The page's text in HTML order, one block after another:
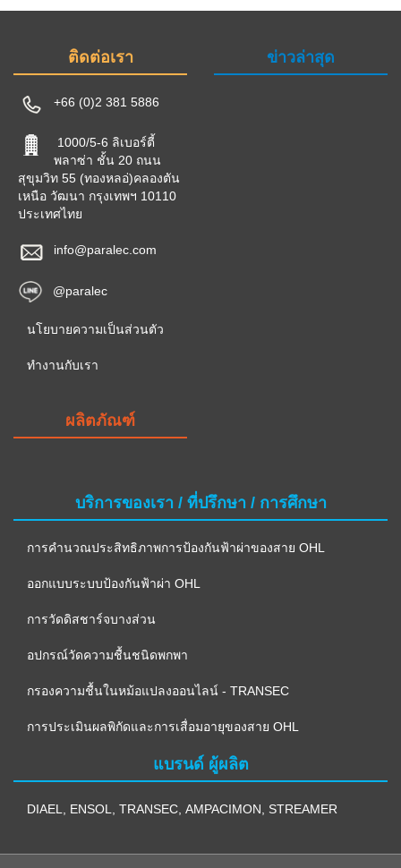
ติดต่อเรา
+66 (0)2 381 5886
1000/5-6 ลิเบอร์ตี้
พลาซ่า ชั้น 20 ถนน
สุขุมวิท 55 (ทองหลอ่)คลองตัน
เหนือ วัฒนา กรุงเทพฯ 10110
ประเทศไทย
info@paralec.com
@paralec
นโยบายความเป็นส่วนตัว
ทำงานกับเรา
ข่าวล่าสุด
ผลิตภัณฑ์
บริการของเรา / ที่ปรึกษา / การศึกษา
การคำนวณประสิทธิภาพการป้องกันฟ้าผ่าของสาย OHL
ออกแบบระบบป้องกันฟ้าผ่า OHL
การวัดดิสชาร์จบางส่วน
อปกรณ์วัดความชื้นชนิดพกพา
กรองความชื้นในหม้อแปลงออนไลน์ - TRANSEC
การประเมินผลพิกัดและการเสื่อมอายุของสาย OHL
แบรนด์ ผู้ผลิต
DIAEL ENSOL TRANSEC AMPACIMON STREAMER